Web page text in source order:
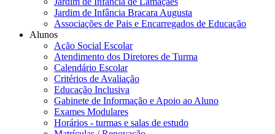
Jardim de Infância Bracara Augusta
Associações de Pais e Encarregados de Educação
Alunos
Ação Social Escolar
Atendimento dos Diretores de Turma
Calendário Escolar
Critérios de Avaliação
Educação Inclusiva
Gabinete de Informação e Apoio ao Aluno
Exames Modulares
Horários - turmas e salas de estudo